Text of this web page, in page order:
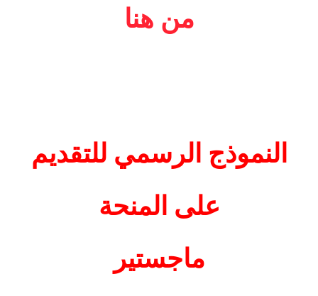
من هنا
النموذج الرسمي للتقديم
على المنحة
ماجستير